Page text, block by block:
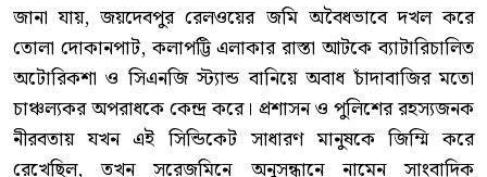
জানা যায়, জয়দেবপুর রেলওয়ের জমি অবৈধভাবে দখল করে
তোলা দোকানপাট, কলাপট্টি এলাকার রাস্তা আটকে ব্যাটারিচালিত
অটোরিকশা ও সিএনজি স্ট্যান্ড বানিয়ে অবাধ চাঁদাবাজির মতো
চাঞ্চল্যকর অপরাধকে কেন্দ্র করে। প্রশাসন ও পুলিশের রহস্যজনক
নীরবতায় যখন এই সিন্ডিকেট সাধারণ মানুষকে জিম্মি করে
রেখেছিল, তখন সরেজমিনে অনুসন্ধানে নামেন সাংবাদিক